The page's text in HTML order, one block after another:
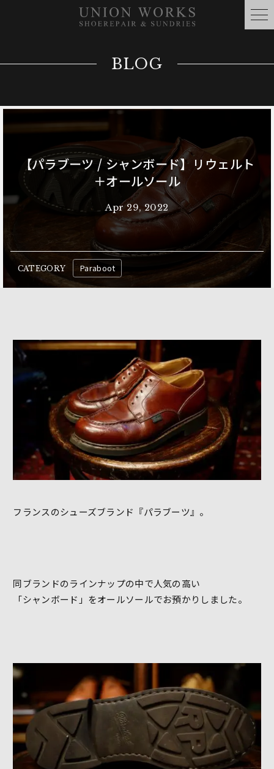
BLOG
【パラブーツ / シャンボード】リウェルト
＋オールソール
Apr 29, 2022
CATEGORY Paraboot
フランスのシューズブランド『パラブーツ』。
同ブランドのラインナップの中で人気の高い
「シャンボード」をオールソールでお預かりしました。